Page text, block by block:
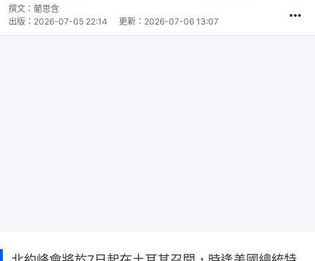
撰文： 藺思含
出版： 2026-07-05 22:14 更新： 2026-07-06 13:07